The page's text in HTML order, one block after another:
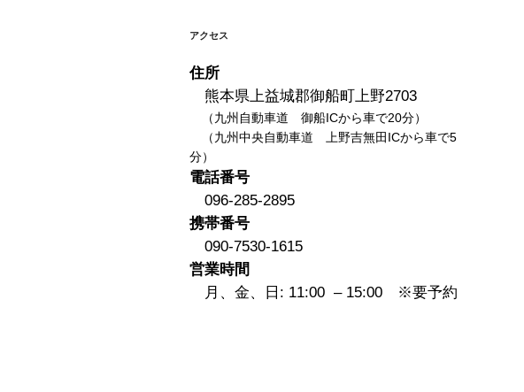
シ
ョ
ン
アクセス
住所
熊本県上益城郡御船町上野2703
（九州自動車道 御船ICから車で20分）
（九州中央自動車道 上野吉無田ICから車で5
分）
電話番号
096-285-2895
携帯番号
090-7530-1615
営業時間
月、金、日: 11:00 – 15:00 ※要予約